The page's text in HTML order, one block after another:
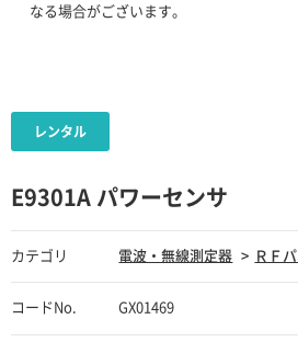
なる場合がございます。
E9301A パワーセンサ
カテゴリ 電波・無線測定器 ＲＦ
コードNo. GX01469